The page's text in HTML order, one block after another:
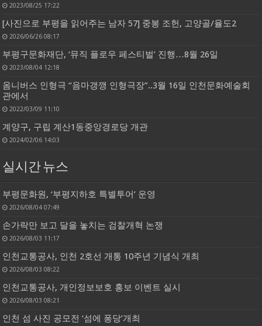
2023/08/25 17:22
[사진으로 부평을 읽어주는 남자 57] 중봉 조헌, 고양골/율도2
2026/06/26 08:17
부평구문화재단, ‘뮤직 플로우 페스티벌’ 진행…8월 26일
2023/08/04 12:18
옴니버스 인형극 “음마갱깽 인형극장”..3월 16일 인천문화예술회
관에서
2022/03/09 11:10
계양구, 구립 계산1동중앙경로당 개관
2024/02/06 14:03
실시간 뉴스
부평문화원, ‘부평지하호 특별투어’ 운영
2026/08/04 07:49
손가락만 보고 달을 놓치는 검찰개혁 논쟁
2026/08/03 11:17
인천교통공사, 인천 2호선 개통 10주년 기념식 개최
2026/08/03 08:22
인천교통공사, 개인정보보호 홍보 이벤트 실시
2026/08/03 08:21
인천 섬 사진 공모전 ‘섬에 퐁당’개최